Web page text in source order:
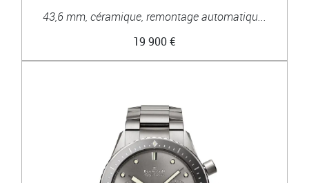
43,6 mm, céramique, remontage automatiqu...
19 900 €